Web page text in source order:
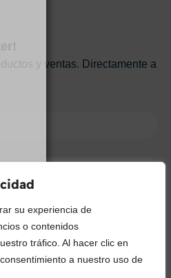
su experiencia de
o contenidos
tráfico. Al hacer clic en
a nuestro uso de
y ventas. Directamente a